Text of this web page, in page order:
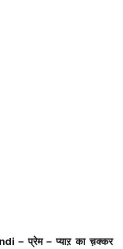
–प्रेम–प्याऱ का च़क्कर